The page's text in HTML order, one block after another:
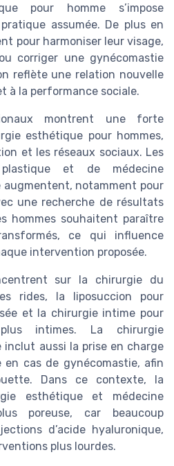
pour homme s’impose
assumée. De plus en
pour harmoniser leur visage,
corriger une gynécomastie
reflète une relation nouvelle
à la performance sociale.
montrent une forte
esthétique pour hommes,
et les réseaux sociaux. Les
et de médecine
augmentent, notamment pour
une recherche de résultats
hommes souhaitent paraître
ce qui influence
intervention proposée.
sur la chirurgie du
rides, la liposuccion pour
et la chirurgie intime pour
intimes. La chirurgie
inclut aussi la prise en charge
en cas de gynécomastie, afin
Dans ce contexte, la
esthétique et médecine
poreuse, car beaucoup
d’acide hyaluronique,
plus lourdes.